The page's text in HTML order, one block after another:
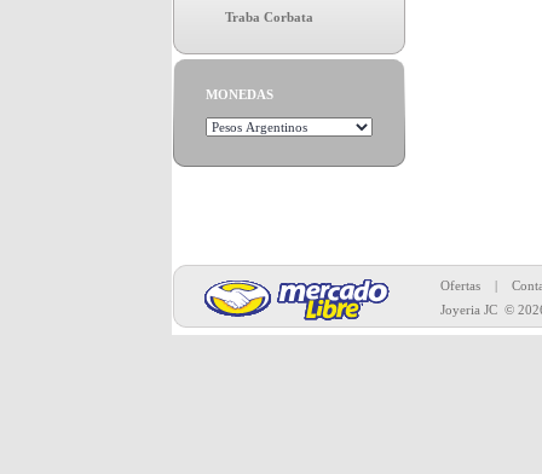
Traba Corbata
MONEDAS
Ofertas
|
Joyeria JC©